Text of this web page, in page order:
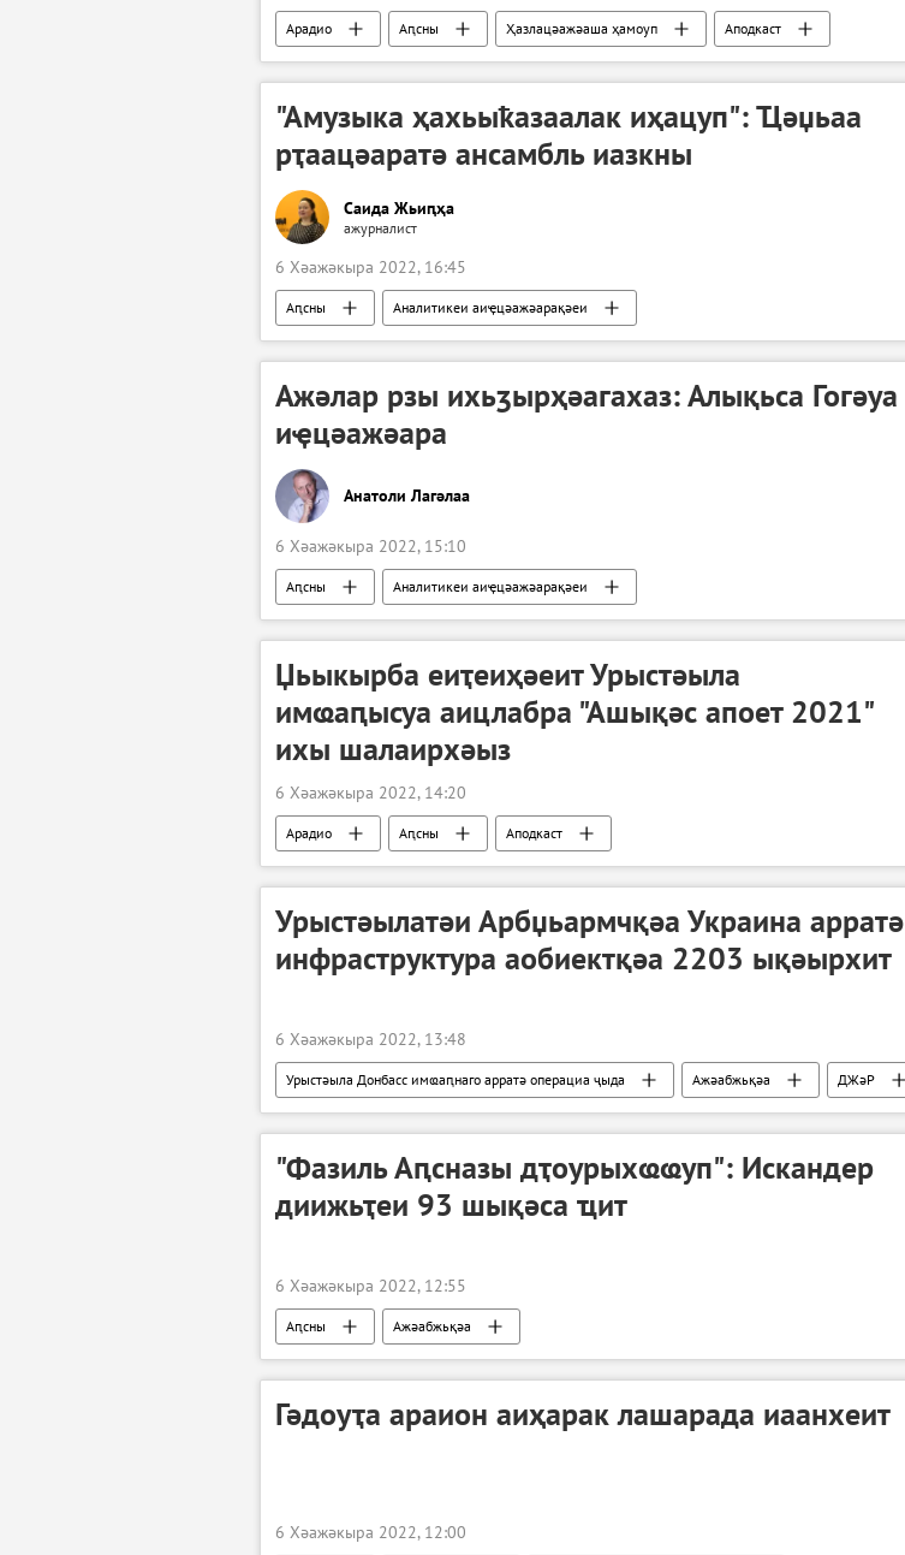
Арадио Аԥсны Ҳазлацәажәаша ҳамоуп Аподкаст
"Амузыка ҳахьыҟазаалак иҳацуп": Ҵәџьаа
рҭаацәаратә ансамбль иазкны
Саида Жьиԥҳа
ажурналист
6 Хәажәкыра 2022, 16:45
Аԥсны Аналитикеи аиҿцәажәарақәеи
Ажәлар рзы ихьӡырҳәагахаз: Алықьса Гогәуа
иҿцәажәара
Анатоли Лагәлаа
6 Хәажәкыра 2022, 15:10
Аԥсны Аналитикеи аиҿцәажәарақәеи
Џьыкырба еиҭеиҳәеит Урыстәыла
имҩаԥысуа аицлабра "Ашықәс апоет 2021"
ихы шалаирхәыз
6 Хәажәкыра 2022, 14:20
Арадио Аԥсны Аподкаст
Урыстәылатәи Арбџьармчқәа Украина арратә
инфраструктура аобиектқәа 2203 ықәырхит
6 Хәажәкыра 2022, 13:48
Урыстәыла Донбасс имҩаԥнаго арратә операциа ҷыда Ажәабжьқәа ДЖәР
"Фазиль Аԥсназы дҭоурыхҩҩуп": Искандер
диижьҭеи 93 шықәса ҵит
6 Хәажәкыра 2022, 12:55
Аԥсны Ажәабжьқәа
Гәдоуҭа араион аиҳарак лашарада иаанхеит
6 Хәажәкыра 2022, 12:00